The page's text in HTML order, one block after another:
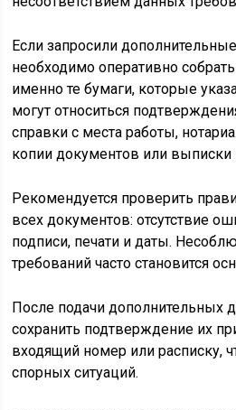
Если запросили
необходимо оперативно
именно те бумаги, которые
могут относиться
справки с места работы,
копии документов или выписки
Рекомендуется проверить
всех документов: отсутствие
подписи, печати и даты.
требований часто становится
После подачи дополнительных
сохранить подтверждение их
входящий номер или расписку,
спорных ситуаций.